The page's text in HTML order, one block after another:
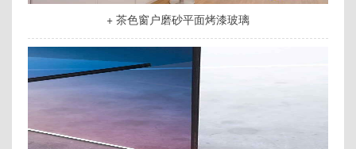
+ 茶色窗户磨砂平面烤漆玻璃